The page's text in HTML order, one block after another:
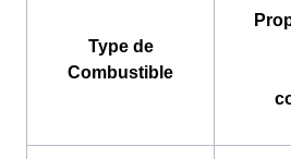
Type de
Combustible